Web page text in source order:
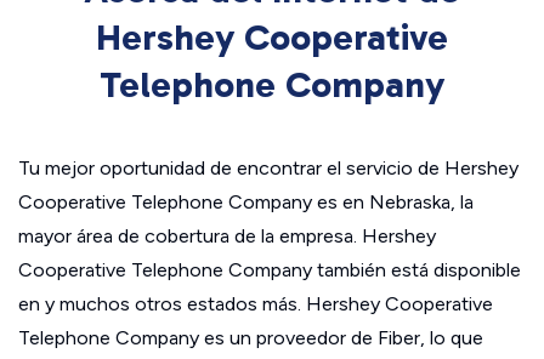
Hershey Cooperative
Telephone Company
Tu mejor oportunidad de encontrar el servicio de Hershey
Cooperative Telephone Company es en Nebraska, la
mayor área de cobertura de la empresa. Hershey
Cooperative Telephone Company también está disponible
en y muchos otros estados más. Hershey Cooperative
Telephone Company es un proveedor de Fiber, lo que